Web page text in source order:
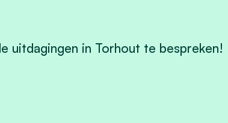
uitdagingen in Torhout te bespreken!